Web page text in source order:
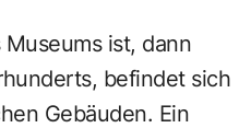
ist, dann
befindet sich
Gebäuden. Ein